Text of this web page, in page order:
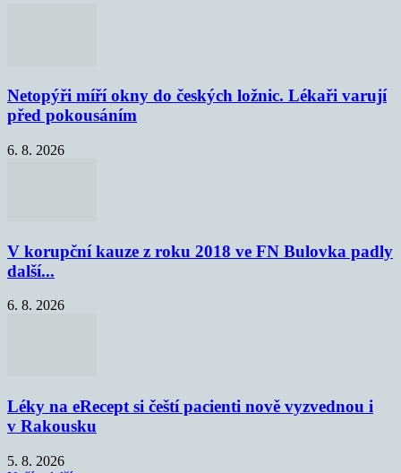
Netopýři míří okny do českých ložnic. Lékaři varují
před pokousáním
6. 8. 2026
V korupční kauze z roku 2018 ve FN Bulovka padly
další...
6. 8. 2026
Léky na eRecept si čeští pacienti nově vyzvednou i
v Rakousku
5. 8. 2026